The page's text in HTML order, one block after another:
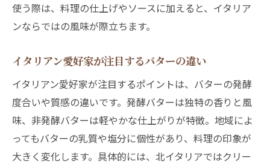
使う際は、料理の仕上げやソースに加えると、イタリア
ンならではの風味が際立ちます。
イタリアン愛好家が注目するバターの違い
イタリアン愛好家が注目するポイントは、バターの発酵
度合いや質感の違いです。発酵バターは独特の香りと風
味、非発酵バターは軽やかな仕上がりが特徴。地域によ
ってもバターの乳質や塩分に個性があり、料理の印象が
大きく変化します。具体的には、北イタリアではクリー